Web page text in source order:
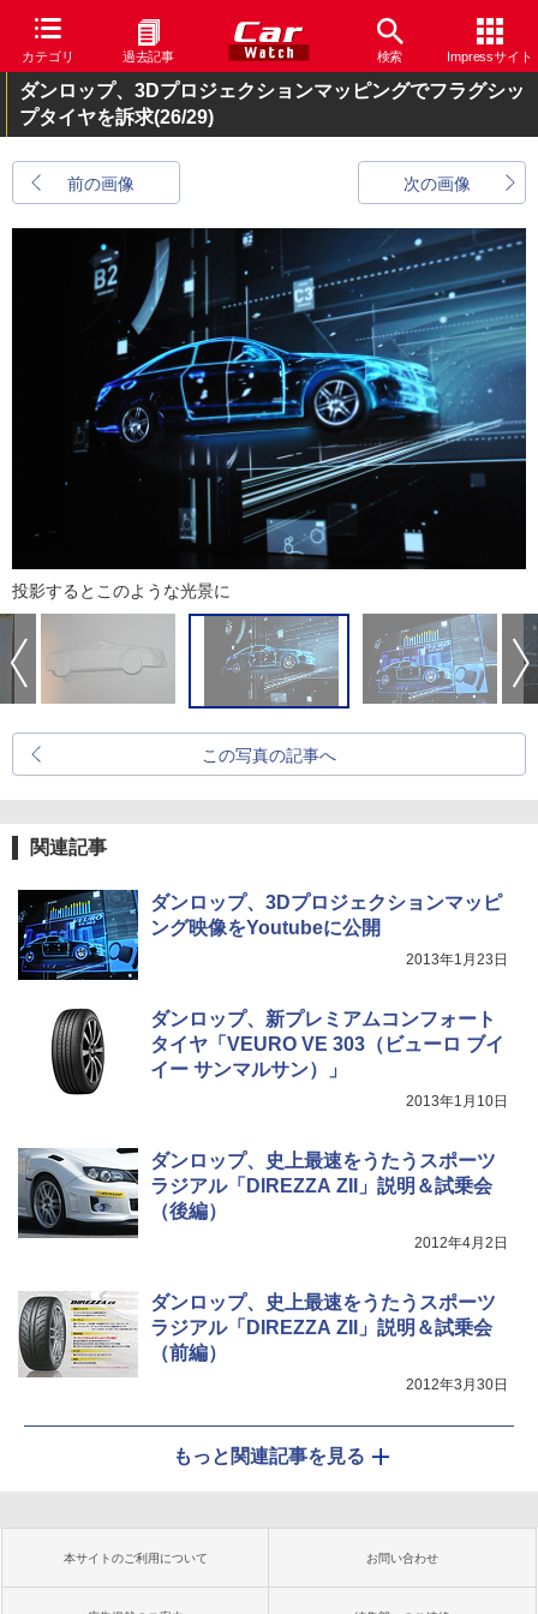
カテゴリ 過去記事 検索 Impressサイト
ダンロップ、3Dプロジェクションマッピングでフラグシッ
プタイヤを訴求(26/29)
前の画像 次の画像
投影するとこのような光景に
この写真の記事へ
関連記事
ダンロップ、3Dプロジェクションマッピ
ング映像をYoutubeに公開
2013年1月23日
ダンロップ、新プレミアムコンフォート
タイヤ「VEURO VE 303（ビューロ ブイ
イー サンマルサン）」
2013年1月10日
ダンロップ、史上最速をうたうスポーツ
ラジアル「DIREZZA ZII」説明＆試乗会
（後編）
2012年4月2日
ダンロップ、史上最速をうたうスポーツ
ラジアル「DIREZZA ZII」説明＆試乗会
（前編）
2012年3月30日
もっと関連記事を見る
本サイトのご利用について お問い合わせ